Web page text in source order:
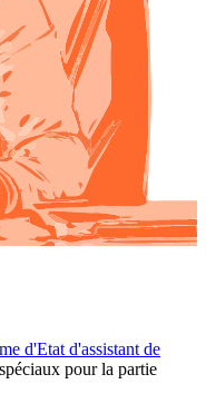
d'Etat d'assistant de
pour la partie